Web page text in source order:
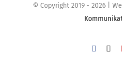
© Copyright 2019 - 2026 |